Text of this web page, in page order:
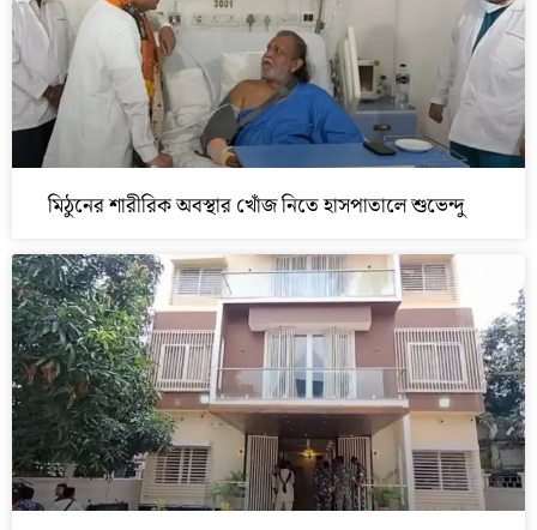
মিঠুনের শারীরিক অবস্থার খোঁজ নিতে হাসপাতালে শুভেন্দু